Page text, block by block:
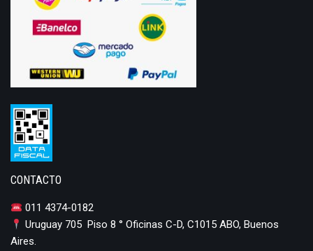
CONTACTO
011 4374-0182
Uruguay 705 Piso 8 ° Oficinas C-D, C1015 ABO, Buenos
Aires.